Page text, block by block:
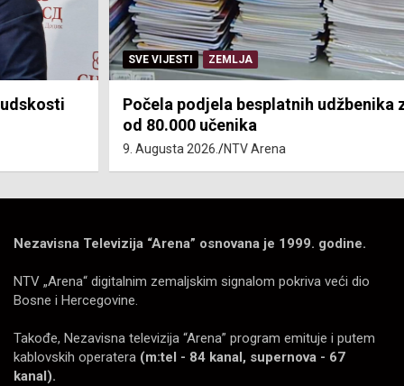
SVE VIJESTI ZEMLJA
Počela podjela besplatnih udžbenika za više
od 80.000 učenika
9. Augusta 2026. NTV Arena
Nezavisna Televizija “Arena” osnovana je 1999. godine.
NTV „Arena“ digitalnim zemaljskim signalom pokriva veći dio
Bosne i Hercegovine.
Takođe, Nezavisna televizija “Arena” program emituje i putem
kablovskih operatera (m:tel - 84 kanal, supernova - 67
kanal).